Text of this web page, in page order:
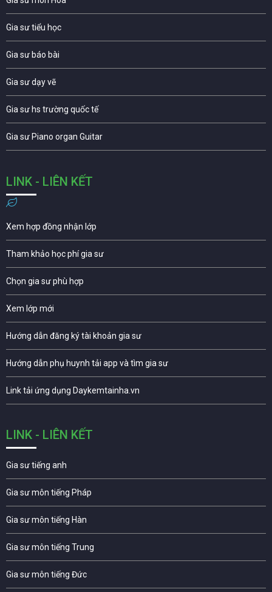
Gia sư tiểu học
Gia sư báo bài
Gia sư dạy vẽ
Gia sư hs trường quốc tế
Gia sư Piano organ Guitar
LINK - LIÊN KẾT
Xem hợp đồng nhận lớp
Tham khảo học phí gia sư
Chọn gia sư phù hợp
Xem lớp mới
Hướng dẫn đăng ký tài khoản gia sư
Hướng dẫn phụ huynh tải app và tìm gia sư
Link tải ứng dụng Daykemtainha.vn
LINK - LIÊN KẾT
Gia sư tiếng anh
Gia sư môn tiếng Pháp
Gia sư môn tiếng Hàn
Gia sư môn tiếng Trung
Gia sư môn tiếng Đức